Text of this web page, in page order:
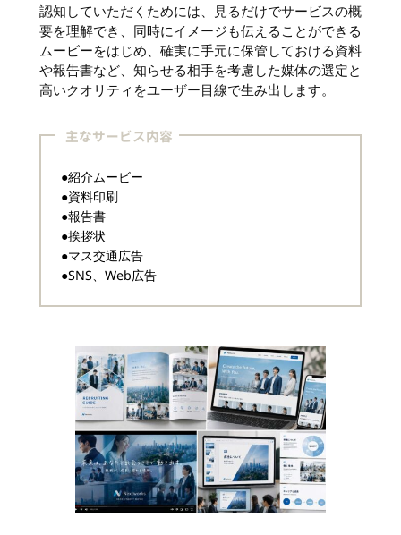
認知していただくためには、見るだけでサービスの概
要を理解でき、同時にイメージも伝えることができる
ムービーをはじめ、確実に手元に保管しておける資料
や報告書など、知らせる相手を考慮した媒体の選定と
高いクオリティをユーザー目線で生み出します。
主なサービス内容
●紹介ムービー
●資料印刷
●報告書
●挨拶状
●マス交通広告
●SNS、Web広告